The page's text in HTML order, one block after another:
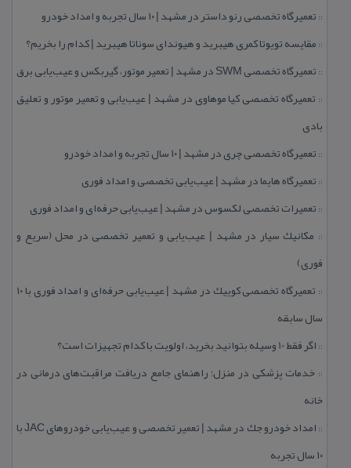
:: تعمیرگاه تخصصی رنو داستر در مشهد | ۱۰ سال تجربه و امداد خودرو
:: مقایسه تویوتا كمری هیبرید و هیوندای سوناتا هیبرید | كدام را بخریم؟
:: تعمیرگاه تخصصی SWM در مشهد | تعمیر موتور، گیربكس و عیب‌یابی برق
:: تعمیرگاه تخصصی كیا موهاوی در مشهد | عیب‌یابی و تعمیر موتور و تعلیق
بادی
:: تعمیرگاه تخصصی چری در مشهد | ۱۰ سال تجربه و امداد خودرو
:: تعمیرگاه هایما در مشهد | عیب‌یابی تخصصی و امداد فوری
:: تعمیرات تخصصی لكسوس در مشهد | عیب‌یابی حرفه‌ای و امداد فوری
:: مكانیك سیار در مشهد | عیب‌یابی و تعمیر تخصصی در محل (سریع و
فوری)
::
تعمیرگاه تخصصی كوییك در مشهد | عیب‌یابی حرفه‌ای و امداد فوری با ۱۰
سال سابقه
:: اگر فقط 10 وسیله بتوانید بخرید، اولویت با كدام تجهیزات است؟
:: خدمات پزشكی در منزل؛ راهنمای جامع دریافت مراقبت‌های درمانی در
خانه
::
امداد خودرو جك در مشهد | تعمیر تخصصی و عیب‌یابی خودروهای JAC با
۱۰ سال تجربه